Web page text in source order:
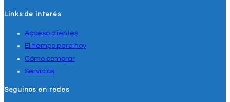
Links de interés
Acceso clientes
El tiempo para hoy
Cómo comprar
Servicios
Seguinos en redes